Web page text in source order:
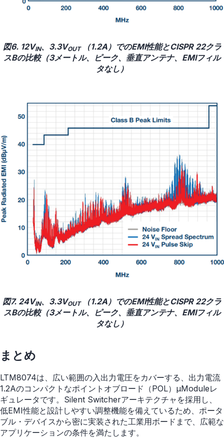
図6. 12VIN、3.3VOUT（1.2A）でのEMI性能とCISPR 22クラ
スBの比較（3メートル、ピーク、垂直アンテナ、EMIフィル
タなし）
図7. 24VIN、3.3VOUT（1.2A）でのEMI性能とCISPR 22クラ
スBの比較（3メートル、ピーク、垂直アンテナ、EMIフィル
タなし）
まとめ
LTM8074は、広い範囲の入出力電圧をカバーする、出力電流
1.2Aのコンパクトなポイントオブロード（POL）µModuleレ
ギュレータです。Silent Switcherアーキテクチャを採用し、
低EMI性能と設計しやすい調整機能を備えているため、ポータ
ブル・デバイスから密に実装された工業用ボードまで、広範な
アプリケーションの条件を満たします。